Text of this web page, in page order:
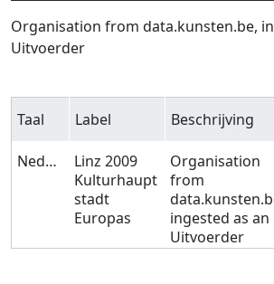
Ga naar:navigatie,zoeken
Organisation from data.kunsten.be,
Uitvoerder
Taal Label Beschrijving
Nederlands
Linz 2009
Kulturhaupt
stadt
Europas
Organisation
from
ingested as an
Uitvoerder